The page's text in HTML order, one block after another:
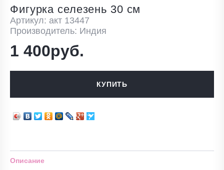
Фигурка селезень 30 см
Артикул: акт 13447
Производитель: Индия
1 400руб.
КУПИТЬ
Описание